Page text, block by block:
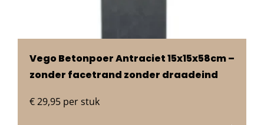
Vego Betonpoer Antraciet 15x15x58cm –
zonder facetrand zonder draadeind
€29,95per stuk